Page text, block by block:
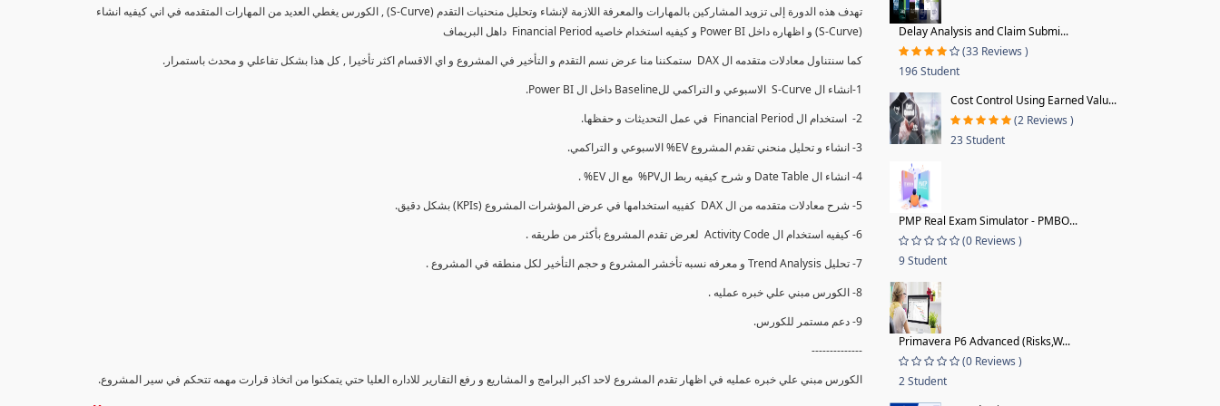
تهدف هذه الدورة إلى تزويد المشاركين بالمهارات والمعرفة اللازمة لإنشاء وتحليل منحنيات التقدم (S-Curve) , الكورس يغطي العديد من المهارات المتقدمه في اني كيفيه انشاء
(S-Curve) و اظهاره داخل Power BI و كيفيه استخدام خاصيه Financial Period داهل البريماف
كما سنتناول معادلات متقدمه ال DAX ستمكننا منا عرض نسم التقدم و التأخير في المشروع و اي الاقسام اكثر تأخيرا , كل هذا بشكل تفاعلي و محدث باستمرار.
1-انشاء ال S-Curve الاسبوعي و التراكمي للBaseline داخل ال Power BI.
2- استخدام ال Financial Period في عمل التحديثات و حفظها.
3- انشاء و تحليل منحني تقدم المشروع EV% الاسبوعي و التراكمي.
4- انشاء ال Date Table و شرح كيفيه ربط الPV% مع ال EV% .
5- شرح معادلات متقدمه من ال DAX كفييه استخدامها في عرض المؤشرات المشروع (KPIs) بشكل دقيق.
6- كيفيه استخدام ال Activity Code لعرض تقدم المشروع بأكثر من طريقه .
7- تحليل Trend Analysis و معرفه نسبه تأخشر المشروع و حجم التأخير لكل منطقه في المشروع .
8- الكورس مبني علي خبره عمليه .
9- دعم مستمر للكورس.
--------------
الكورس مبني علي خبره عمليه في اظهار تقدم المشروع لاحد اكبر البرامج و المشاريع و رفع التقارير للاداره العليا حتي يتمكنوا من اتخاذ قرارت مهمه تتحكم في سير المشروع.
Delay Analysis and Claim Submi...
(33 Reviews )
196 Student
Cost Control Using Earned Valu...
(2 Reviews )
23 Student
PMP Real Exam Simulator - PMBO...
(0 Reviews )
9 Student
Primavera P6 Advanced (Risks,W...
(0 Reviews )
2 Student